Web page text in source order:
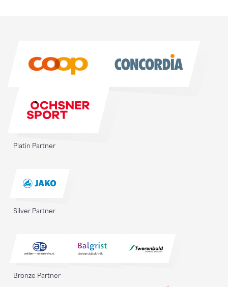
Platin Partner
Silver Partner
Bronze Partner